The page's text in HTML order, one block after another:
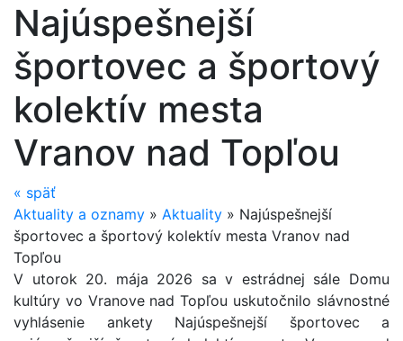
Najúspešnejší
športovec a športový
kolektív mesta
Vranov nad Topľou
« späť
Aktuality a oznamy » Aktuality » Najúspešnejší
športovec a športový kolektív mesta Vranov nad
Topľou
V utorok 20. mája 2026 sa v estrádnej sále Domu
kultúry vo Vranove nad Topľou uskutočnilo slávnostné
vyhlásenie ankety Najúspešnejší športovec a